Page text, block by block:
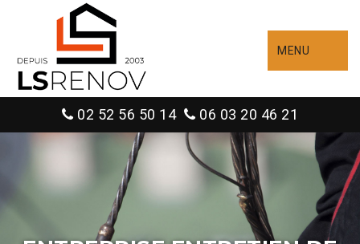
MENU
02 52 56 50 14 06 03 20 46 21